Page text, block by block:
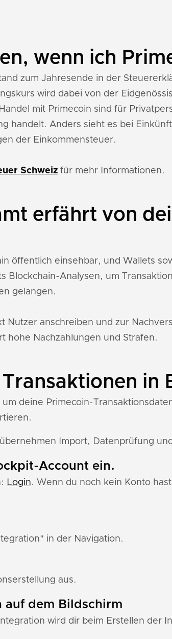
wenn ich
zum Jahresende in der
wird dabei von der
mit Primecoin sind für
handelt. Anders sieht es bei
der Einkommensteuer.
Schweiz für mehr Informationen.
erfährt von
öffentlich einsehbar, und Wallets
Blockchain-Analysen, um
gelangen.
Nutzer anschreiben und zur
hohe Nachzahlungen und Strafen.
in
deine Primecoin-
übernehmen Import, Datenprüfung
Account ein.
Login. Wenn du noch kein Konto
in der Navigation.
aus.
auf dem Bildschirm
wird dir beim Erstellen der